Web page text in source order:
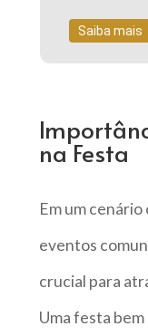
Saiba mais
na Festa
Em um
eventos
crucial para
Uma festa